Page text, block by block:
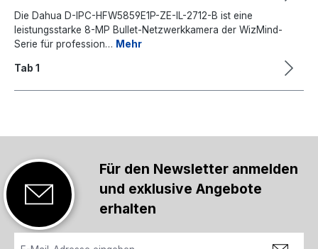
Die Dahua D-IPC-HFW5859E1P-ZE-IL-2712-B ist eine
leistungsstarke 8-MP Bullet-Netzwerkkamera der WizMind-
Serie für profession… Mehr
Tab 1
Für den Newsletter anmelden
und exklusive Angebote
erhalten